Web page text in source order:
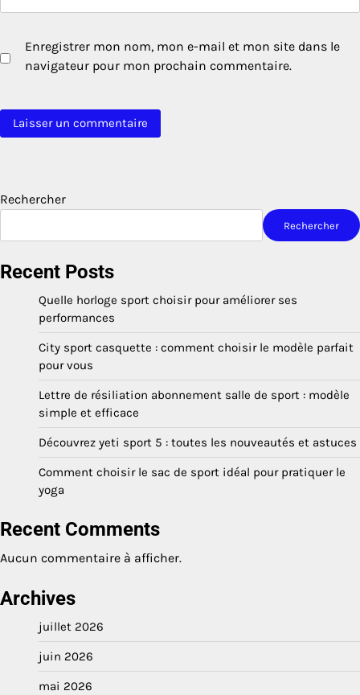
Enregistrer mon nom, mon e-mail et mon site dans le
navigateur pour mon prochain commentaire.
Rechercher
Rechercher
Recent Posts
Quelle horloge sport choisir pour améliorer ses
performances
City sport casquette : comment choisir le modèle parfait
pour vous
Lettre de résiliation abonnement salle de sport : modèle
simple et efficace
Découvrez yeti sport 5 : toutes les nouveautés et astuces
Comment choisir le sac de sport idéal pour pratiquer le
yoga
Recent Comments
Aucun commentaire à afficher.
Archives
juillet 2026
juin 2026
mai 2026